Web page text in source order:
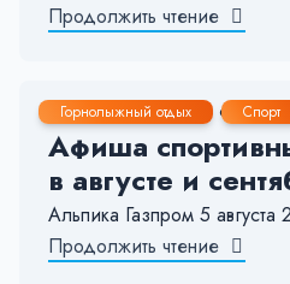
Продолжить чтение
Горнолыжный отдых Спорт
17 Июл, 2023 6-7 мин.
Афиша
в августе и
Альпика Газпром 5
Продолжить чтение